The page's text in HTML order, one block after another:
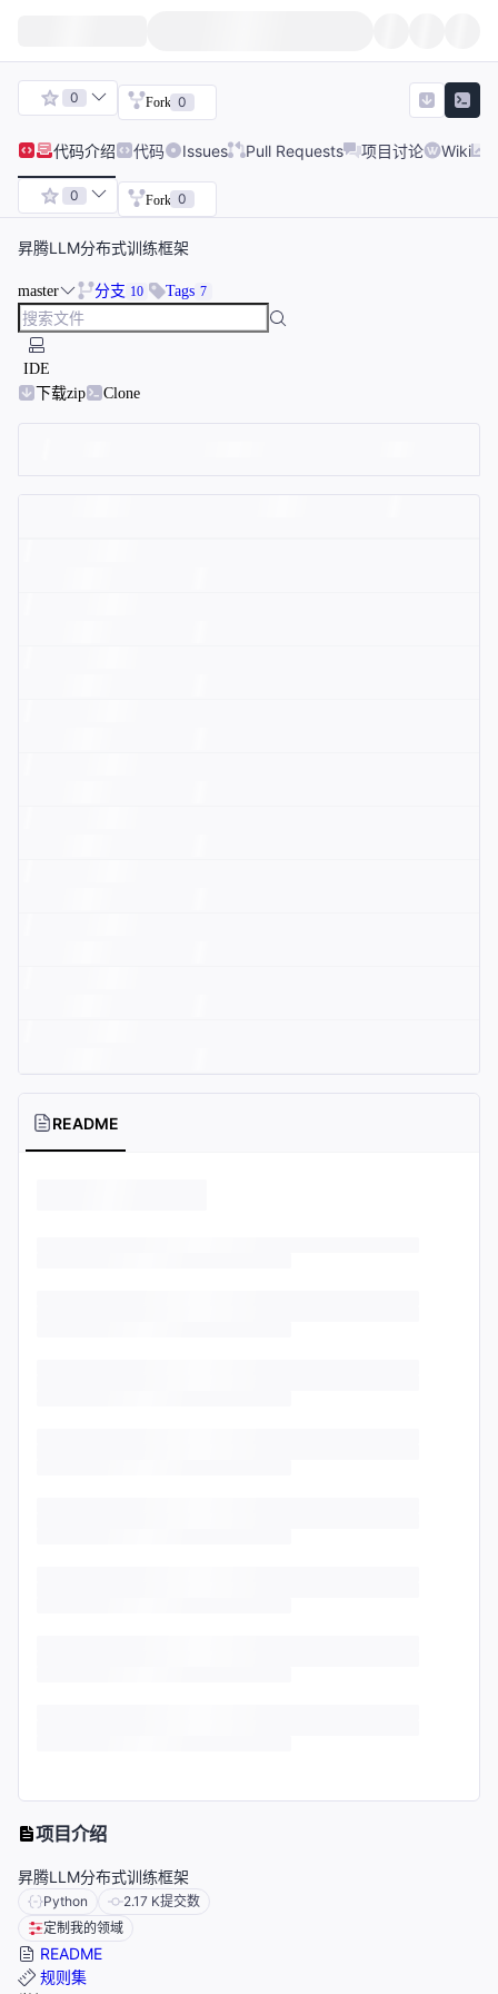
0 Fork 0
代码介绍 代码 Issues Pull Requests 项目讨论 Wiki
0 Fork 0
昇腾LLM分布式训练框架
master 分支 10 Tags 7
IDE
下载zip
Clone
README
项目介绍
昇腾LLM分布式训练框架
Python 2.17 K提交数
定制我的领域
README
规则集